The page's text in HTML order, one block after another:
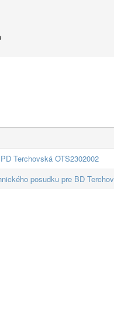
Terchovská OTS2302002
posudku pre BD